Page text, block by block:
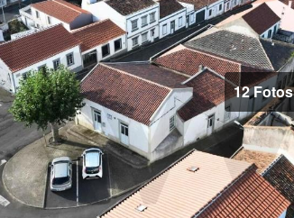
12 Fotos